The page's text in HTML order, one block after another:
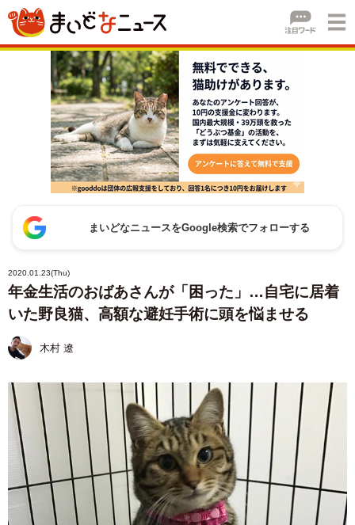
まいどなニュースをGoogle検索でフォローする
2020.01.23(Thu)
年金生活のおばあさんが「困った」…自宅に居着
いた野良猫、高額な避妊手術に頭を悩ませる
木村 遼